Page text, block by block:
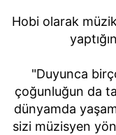
Hobi olarak
"Duyunca
çoğunluğun da
dünyamda
sizi müzisyen